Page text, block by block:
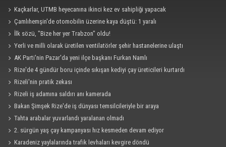
Kaçkarlar, UTMB heyecanına ikinci kez ev sahipliği yapacak
Çamlıhemşin'de otomobilin üzerine kaya düştü: 1 yaralı
İlk sözü, "Bize her yer Trabzon" oldu!
Yerli ve milli olarak üretilen ventilatörler şehir hastanelerine ulaştı
AK Parti'nin Pazar'da yeni ilçe başkanı Furkan Namlı
Rize'de 4 gündür boru içinde sıkışan kediyi çay üreticileri kurtardı
Rizeli'nin pratik zekası
Rizeli iş adamına saldırı anı kamerada
Bakan Şimşek Rize'de iş dünyası temsilcileriyle bir araya
Tahta arabalar yuvarlandı yaralanan olmadı
2. sürgün yaş çay kampanyası hız kesmeden devam ediyor
Karadeniz yaylalarında trafik levhaları kevgire döndü